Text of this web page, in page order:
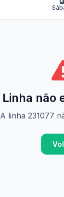
Linha não
A linha 231077